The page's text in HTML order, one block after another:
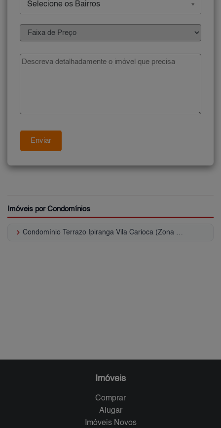
Selecione os Bairros
Imóveis por Condomínios
keyboard_arrow_right Condomínio Terrazo Ipiranga Vila Carioca (Zona Sul)
Imóveis
Comprar
Alugar
Imóveis Novos